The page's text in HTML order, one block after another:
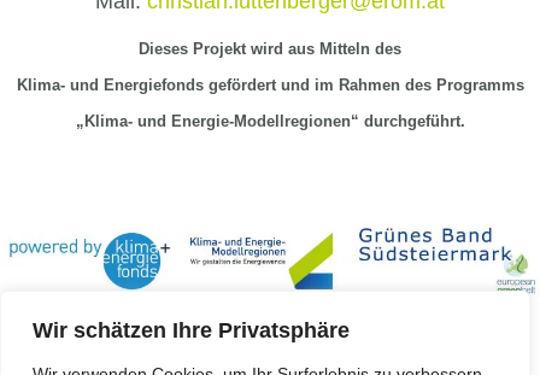
Wir schätzen Ihre Privatsphäre
Dieses Projekt wird aus Mitteln des
Klima- und Energiefonds gefördert und im Rahmen des Programms
„Klima- und Energie-Modellregionen“ durchgeführt.